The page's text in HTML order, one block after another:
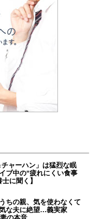
ャーハン」は猛烈な眠
ブ中の“疲れにくい食事
に聞く】
ちの親、気を使わなくて
な夫に絶望…義実家